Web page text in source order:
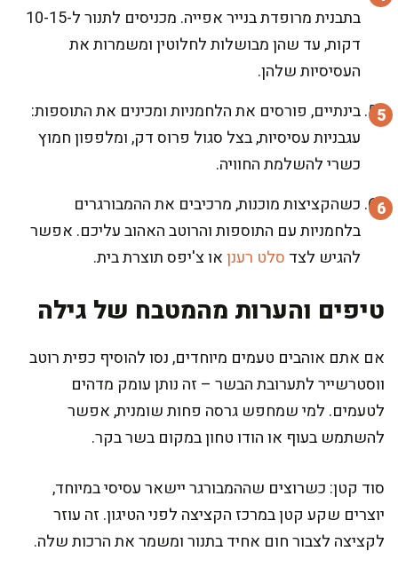
בתבנית מרופדת בנייר אפייה. מכניסים לתנור ל-10-15
דקות, עד שהן מבושלות לחלוטין ומשמרות את
העסיסיות שלהן.
בינתיים, פורסים את הלחמניות ומכינים את התוספות:
עגבניות עסיסיות, בצל סגול פרוס דק, ומלפפון חמוץ
כשרי להשלמת החוויה.
כשהקציצות מוכנות, מרכיבים את ההמבורגרים
בלחמניות עם התוספות והרוטב האהוב עליכם. אפשר
להגיש לצד סלט רענןאו צ'יפס תוצרת בית.
טיפים והערות מהמטבח של גילה
אם אתם אוהבים טעמים מיוחדים, נסו להוסיף כפית רוטב
ווסטרשייר לתערובת הבשר – זה נותן עומק מדהים
לטעמים. למי שמחפש גרסה פחות שומנית, אפשר
להשתמש בעוף או הודו טחון במקום בשר בקר.
סוד קטן: כשרוצים שההמבורגר יישאר עסיסי במיוחד,
יוצרים שקע קטן במרכז הקציצה לפני הטיגון. זה עוזר
לקציצה לצבור חום אחיד בתנור ומשמר את הרכות שלה.